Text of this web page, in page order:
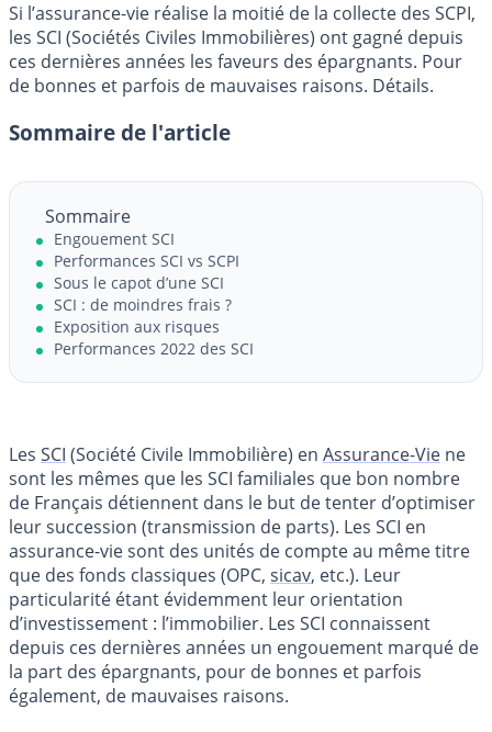
Si l’assurance-vie réalise la moitié de la collecte des SCPI,
les SCI (Sociétés Civiles Immobilières) ont gagné depuis
ces dernières années les faveurs des épargnants. Pour
de bonnes et parfois de mauvaises raisons. Détails.
Sommaire de l'article
Sommaire
Engouement SCI
Performances SCI vs SCPI
Sous le capot d’une SCI
SCI : de moindres frais ?
Exposition aux risques
Performances 2022 des SCI
Les SCI (Société Civile Immobilière) en Assurance-Vie ne
sont les mêmes que les SCI familiales que bon nombre
de Français détiennent dans le but de tenter d’optimiser
leur succession (transmission de parts). Les SCI en
assurance-vie sont des unités de compte au même titre
que des fonds classiques (OPC, sicav, etc.). Leur
particularité étant évidemment leur orientation
d’investissement : l’immobilier. Les SCI connaissent
depuis ces dernières années un engouement marqué de
la part des épargnants, pour de bonnes et parfois
également, de mauvaises raisons.